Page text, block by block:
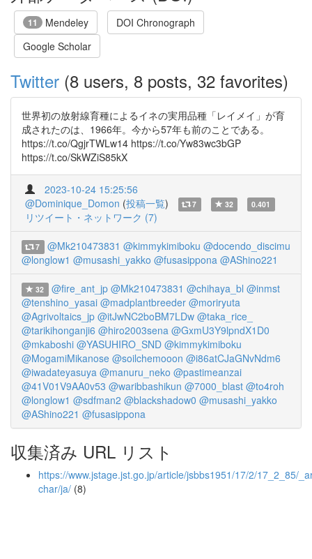
11 Mendeley
DOI Chronograph
Google Scholar
Twitter (8 users, 8 posts, 32 favorites)
世界初の放射線育種によるイネの実用品種「レイメイ」が育
成されたのは、1966年。今から57年も前のことである。
https://t.co/QgjrTWLw14 https://t.co/Yw83wc3bGP
https://t.co/SkWZiS85kX
2023-10-24 15:25:56
@Dominique_Domon (投稿一覧) 7 32 0.401
リツイート・ネットワーク (7)
7 @Mk210473831 @kimmykimiboku @docendo_discimu
@longlow1 @musashi_yakko @fusasippona @AShino221
32 @fire_ant_jp @Mk210473831 @chihaya_bl @inmst
@tenshino_yasai @madplantbreeder @moriryuta
@Agrivoltaics_jp @itJwNC2boBM7LDw @taka_rice_
@tarikihonganji6 @hiro2003sena @GxmU3Y9lpndX1D0
@mkaboshi @YASUHIRO_SND @kimmykimiboku
@MogamiMikanose @soilchemooon @i86atCJaGNvNdm6
@iwadateyasuya @manuru_neko @pastimeanzai
@41V01V9AA0v53 @waribbashikun @7000_blast @to4roh
@longlow1 @sdfman2 @blackshadow0 @musashi_yakko
@AShino221 @fusasippona
収集済み URL リスト
https://www.jstage.jst.go.jp/article/jsbbs1951/17/2/17_2_85/
char/ja/ (8)